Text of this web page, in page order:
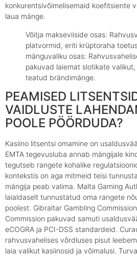
konkurentsivõimelisemaid koefitsiente
laua mänge.
Võitja makseviiside osas:
platvormid, eriti krüptoraha
mänguvaliku osas:
pakuvad laiemat slotikate
teatud brändimänge.
PEAMISED
VAIDLUSTE
POOLE PÖÖRDUDA?
Kasiino litsentsi omamine on
EMTA tegevusluba annab mängijale
tegutseb rangete kohalike
kontekstis on aga mitmeid teisi
mängija peab valima. Malta Gaming
laialdaselt tunnustatud oma rangete
poolest. Gibraltar Gambling
Commission pakuvad samuti
eCOGRA ja PCI-DSS standardeid.
rahvusvahelises võrdluses pisut
laia valikut kasiinosid ja võimalusi.